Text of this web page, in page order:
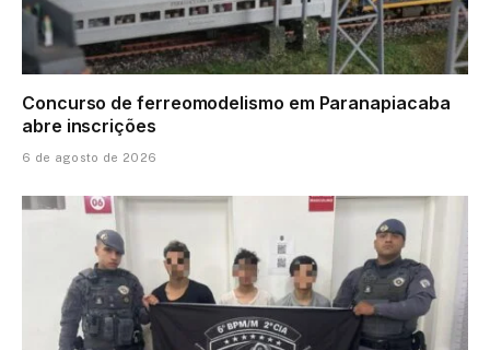
Concurso de ferreomodelismo em Paranapiacaba
abre inscrições
6 de agosto de 2026